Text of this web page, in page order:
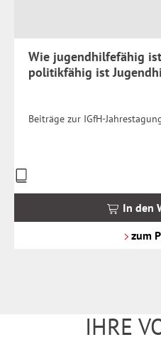
Wie jugendhilfefähig
politikfähig ist
Beiträge zur IGfH-
Preise
inkl.
In den
zum
IHRE